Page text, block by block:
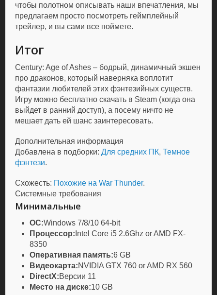
чтобы полотном описывать наши впечатления, мы
предлагаем просто посмотреть геймплейный
трейлер, и вы сами все поймете.
Итог
Century: Age of Ashes – бодрый, динамичный экшен
про драконов, который наверняка воплотит
фантазии любителей этих фэнтезийных существ.
Игру можно бесплатно скачать в Steam (когда она
выйдет в ранний доступ), а посему ничто не
мешает дать ей шанс заинтересовать.
Дополнительная информация
Добавлена в подборки:Для средних ПК,Темное
фэнтези.
Схожесть: Похожие на War Thunder.
Системные требования
Минимальные
ОС:Windows 7/8/10 64-bit
Процессор: Intel Core i5 2.6Ghz or AMD FX-
8350
Оперативная память:6 GB
Видеокарта:NVIDIA GTX 760 or AMD RX 560
DirectX:Версии 11
Место на диске:10 GB